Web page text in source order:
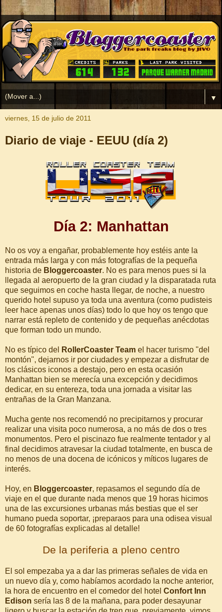
▼
viernes, 15 de julio de 2011
Diario de viaje - EEUU (día 2)
Día 2: Manhattan
No os voy a engañar, probablemente hoy estéis ante la
entrada más larga y con más fotografías de la pequeña
historia de Bloggercoaster. No es para menos pues si la
llegada al aeropuerto de la gran ciudad y la disparatada ruta
que seguimos en coche hasta llegar, de noche, a nuestro
querido hotel supuso ya toda una aventura (como pudisteis
leer hace apenas unos días) todo lo que hoy os tengo que
narrar está repleto de contenido y de pequeñas anécdotas
que forman todo un mundo.
No es típico del RollerCoaster Team el hacer turismo "del
montón", dejarnos ir por ciudades y empezar a disfrutar de
los clásicos iconos a destajo, pero en esta ocasión
Manhattan bien se merecía una excepción y decidimos
dedicar, en su entereza, toda una jornada a visitar las
entrañas de la Gran Manzana.
Mucha gente nos recomendó no precipitarnos y procurar
realizar una visita poco numerosa, a no más de dos o tres
monumentos. Pero el piscinazo fue realmente tentador y al
final decidimos atravesar la ciudad totalmente, en busca de
no menos de una docena de icónicos y míticos lugares de
interés.
Hoy, en Bloggercoaster, repasamos el segundo día de
viaje en el que durante nada menos que 19 horas hicimos
una de las excursiones urbanas más bestias que el ser
humano pueda soportar, ¡preparaos para una odisea visual
de 60 fotografías explicadas al detalle!
De la periferia a pleno centro
El sol empezaba ya a dar las primeras señales de vida en
un nuevo día y, como habíamos acordado la noche anterior,
la hora de encuentro en el comedor del hotel Confort Inn
Edison sería las 8 de la mañana, para poder desayunar